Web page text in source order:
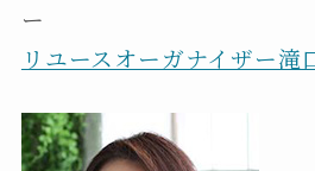
ー
リユースオーガナイザー滝